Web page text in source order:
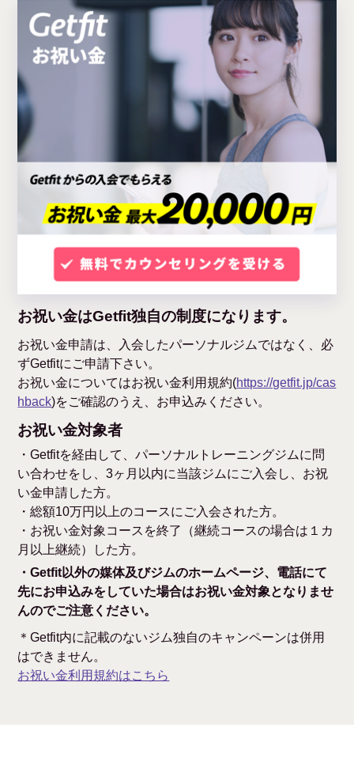
お祝い金はGetfit独自の制度になります。
お祝い金申請は、入会したパーソナルジムではなく、必
ずGetfitにご申請下さい。
お祝い金についてはお祝い金利用規約(https://getfit.jp/cas
hback)をご確認のうえ、お申込みください。
お祝い金対象者
・Getfitを経由して、パーソナルトレーニングジムに問
い合わせをし、3ヶ月以内に当該ジムにご入会し、お祝
い金申請した方。
・総額10万円以上のコースにご入会された方。
・お祝い金対象コースを終了（継続コースの場合は１カ
月以上継続）した方。
・Getfit以外の媒体及びジムのホームページ、電話にて
先にお申込みをしていた場合はお祝い金対象となりませ
んのでご注意ください。
＊Getfit内に記載のないジム独自のキャンペーンは併用
はできません。
お祝い金利用規約はこちら